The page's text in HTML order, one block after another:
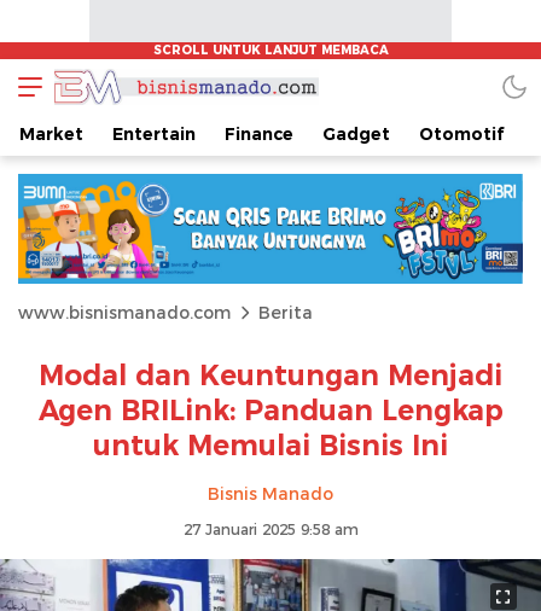
Market Entertain Finance Gadget Otomotif
www.bisnismanado.com Berita
Modal dan Keuntungan Menjadi
Agen BRILink: Panduan Lengkap
untuk Memulai Bisnis Ini
Bisnis Manado
27 Januari 2025 9:58 am